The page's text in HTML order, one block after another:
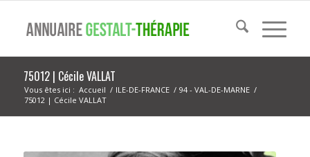
75012 | Cécile VALLAT
Vous êtes ici : Accueil / ILE-DE-FRANCE / 94 - VAL-DE-MARNE /
75012 | Cécile VALLAT